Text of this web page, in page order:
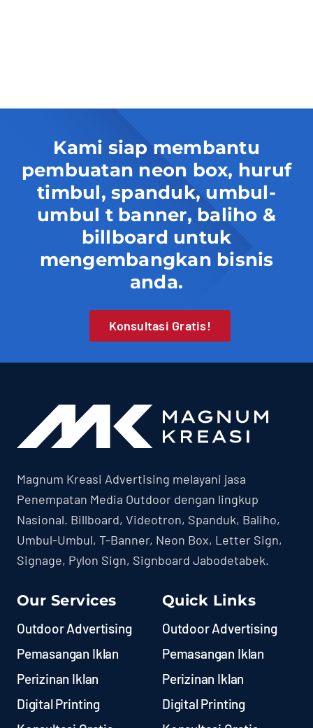
Kami siap membantu
pembuatan neon box, huruf
timbul, spanduk, umbul-
umbul t banner, baliho &
billboard untuk
mengembangkan bisnis
anda.
Konsultasi Gratis!
Magnum Kreasi Advertising melayani jasa
Penempatan Media Outdoor dengan lingkup
Nasional. Billboard, Videotron, Spanduk, Baliho,
Umbul-Umbul, T-Banner, Neon Box, Letter Sign,
Signage, Pylon Sign, Signboard Jabodetabek.
Our Services
Outdoor Advertising
Pemasangan Iklan
Perizinan Iklan
Digital Printing
Quick Links
Outdoor Advertising
Pemasangan Iklan
Perizinan Iklan
Digital Printing